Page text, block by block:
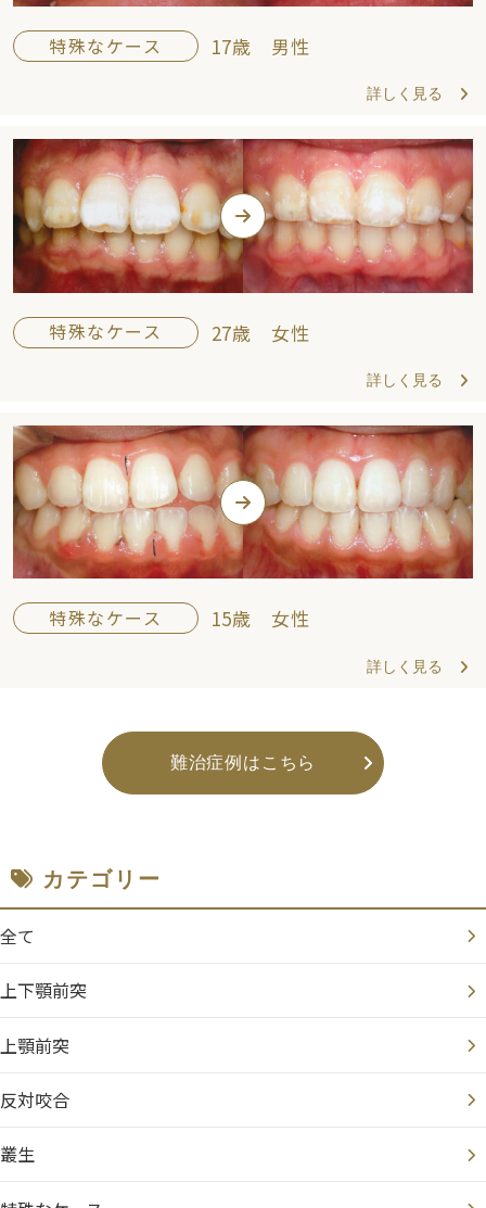
特殊なケース 17歳 男性
詳しく見る
特殊なケース 27歳 女性
詳しく見る
特殊なケース 15歳 女性
詳しく見る
難治症例はこちら
カテゴリー
全て
上下顎前突
上顎前突
反対咬合
叢生